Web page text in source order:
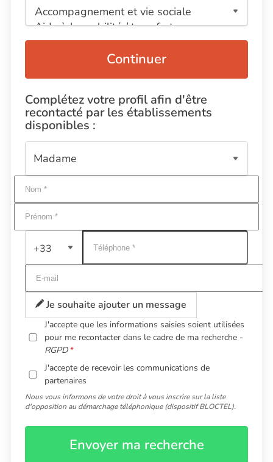
Continuer
Complétez votre profil afin d'être
recontacté par les établissements
disponibles :
+33
Je souhaite ajouter un message
J'accepte que les informations saisies soient utilisées
pour me recontacter dans le cadre de ma recherche -
RGPD
J'accepte de recevoir les communications de
partenaires
Nous vous informons de votre droit à vous inscrire sur la liste
d'opposition au démarchage téléphonique (dispositif BLOCTEL).
Envoyer ma recherche